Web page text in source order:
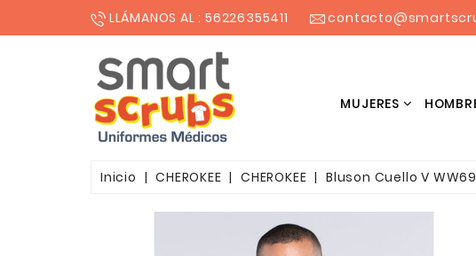
LLÁMANOS AL : 56226355411
MUJERES
Inicio CHEROKEE CHEROKEE Bluson Cuello V